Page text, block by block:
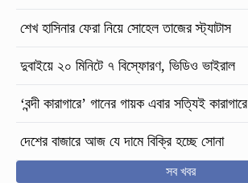
শেখ হাসিনার ফেরা নিয়ে সোহেল তাজের স্ট্যাটাস
দুবাইয়ে ২০ মিনিটে ৭ বিস্ফোরণ, ভিডিও ভাইরাল
‘বন্দী কারাগারে’ গানের গায়ক এবার সত্যিই কারাগারে
দেশের বাজারে আজ যে দামে বিক্রি হচ্ছে সোনা
সব খবর